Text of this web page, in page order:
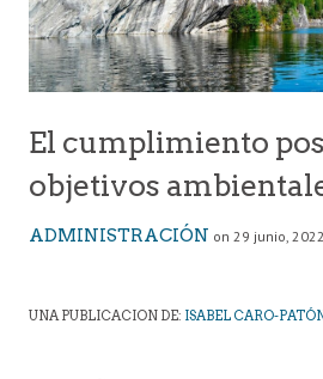
El cumplimiento
objetivos
ADMINISTRACIÓN on 29 junio,
UNA PUBLICACION DE: ISABEL CARO-